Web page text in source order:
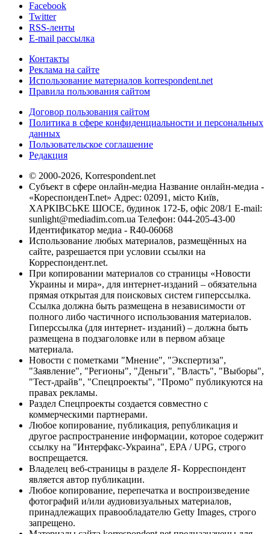
Facebook
Twitter
RSS-ленты
E-mail рассылка
Контакты
Реклама на сайте
Использование материалов korrespondent.net
Правила пользования сайтом
Договор пользования сайтом
Политика в сфере конфиденциальности и персональных
данных
Пользовательское соглашение
Редакция
© 2000-2026, Korrespondent.net
Субъект в сфере онлайн-медиа Название онлайн-медиа -
«КореспонденТ.net» Адрес: 02091, місто Київ,
ХАРКІВСЬКЕ ШОСЕ, будинок 172-Б, офіс 208/1 E-mail:
sunlight@mediadim.com.ua Телефон: 044-205-43-00
Идентификатор медиа - R40-06068
Использование любых материалов, размещённых на
сайте, разрешается при условии ссылки на
Корреспондент.net.
При копировании материалов со страницы «Новости
Украины и мира», для интернет-изданий – обязательна
прямая открытая для поисковых систем гиперссылка.
Ссылка должна быть размещена в независимости от
полного либо частичного использования материалов.
Гиперссылка (для интернет- изданий) – должна быть
размещена в подзаголовке или в первом абзаце
материала.
Новости с пометками "Мнение", "Экспертиза",
"Заявление", "Регионы", "Деньги", "Власть", "Выборы",
"Тест-драйв", "Спецпроекты", "Промо" публикуются на
правах рекламы.
Раздел Спецпроекты создается совместно с
коммерческими партнерами.
Любое копирование, публикация, републикация и
другое распространение информации, которое содержит
ссылку на "Интерфакс-Украина", EPA / UPG, строго
воспрещается.
Владелец веб-страницы в разделе Я- Корреспондент
является автор публикации.
Любое копирование, перепечатка и воспроизведение
фотографий и/или аудиовизуальных материалов,
принадлежащих правообладателю Getty Images, строго
запрещено.